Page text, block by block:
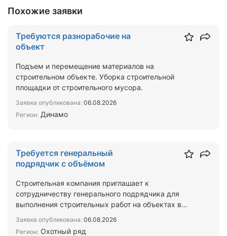
Похожие заявки
Требуются разнорабочие на
объект
Подъем и перемещение материалов на
строительном объекте. Уборка строительной
площадки от строительного мусора.
Заявка опубликована: 06.08.2026
Регион: Динамо
Требуется генеральный
подрядчик с объёмом
Строительная компания приглашает к
сотрудничеству генерального подрядчика для
выполнения строительных работ на объектах в
Заявка опубликована: 06.08.2026
Регион: Охотный ряд